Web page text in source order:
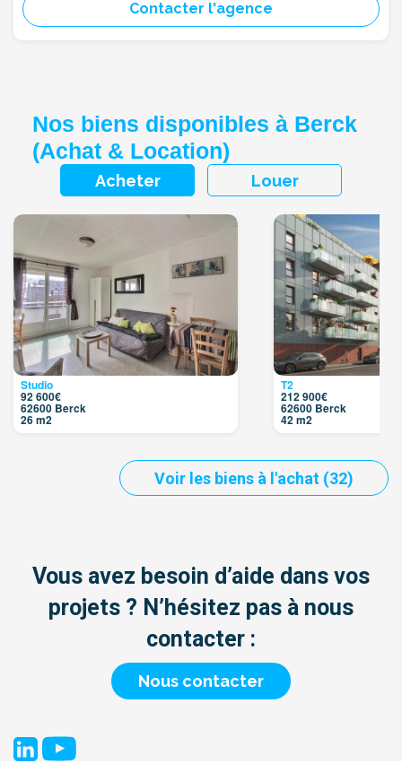
Contacter l'agence
Nos biens disponibles à Berck
(Achat & Location)
Acheter Louer
Studio
92 600€
62600 Berck
26 m2
T2
212 900€
62600 Berck
42 m2
Voir les biens à l'achat (32)
Vous avez besoin d’aide dans vos
projets ? N’hésitez pas à nous
contacter :
Nous contacter